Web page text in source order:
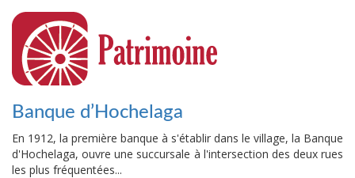
Banque d’Hochelaga
En 1912, la première banque à s'établir dans le village, la Banque
d'Hochelaga, ouvre une succursale à l'intersection des deux rues
les plus fréquentées...